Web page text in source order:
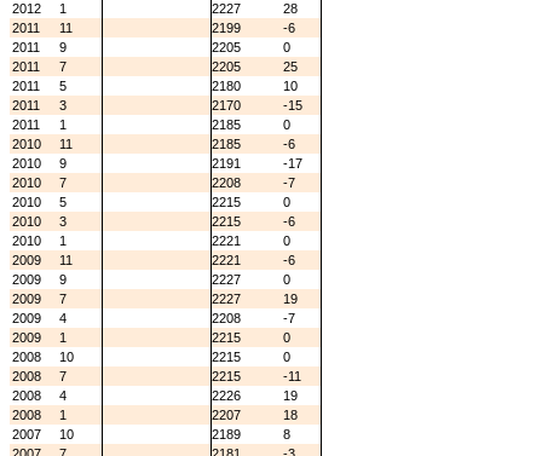
2012
1 2227
28
2011
11 2199
-6
2011
9 2205
0
2011
7 2205
25
2011
5 2180
10
2011
3 2170
-15
2011
1 2185
0
2010
11 2185
-6
2010
9 2191
-17
2010
7 2208
-7
2010
5 2215
0
2010
3 2215
-6
2010
1 2221
0
2009
11 2221
-6
2009
9 2227
0
2009
7 2227
19
2009
4 2208
-7
2009
1 2215
0
2008
10 2215
0
2008
7 2215
-11
2008
4 2226
19
2008
1 2207
18
2007
10 2189
8